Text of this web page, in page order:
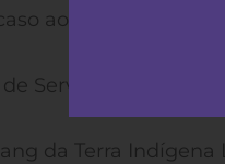
aos povos
Serviço Social na
da Terra Indígena